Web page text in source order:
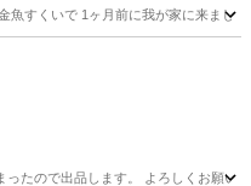
魚すくいで 1ヶ月前に我が家に来まし
ったので出品します。 よろしくお願い